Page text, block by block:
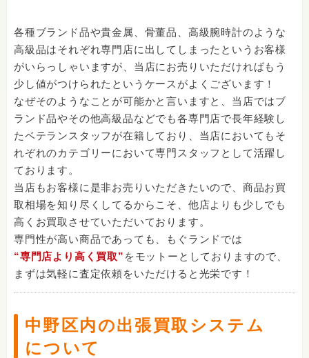
各種ブランド品や貴金属、骨董品、高級腕時計のような
高級品はそれぞれ専門店に出してしまったというお客様
がいらっしゃいますが、当店にお売りいただければもう
少し値がつけられたというケースがよくございます！
なぜそのようなことが可能かと言いますと、当店ではブ
ランド品やその他高級品などでも各専門店で長年経験し
たベテランスタッフが在籍しており、当店においてもそ
れぞれのカテゴリーにおいて専門スタッフとして活躍し
ております。
当店もお客様に是非お売りいただきたいので、商品お買
取相場を知り尽くしてるからこそ、他店よりも少しでも
高くお買取させていただいております。
専門性が高い商品であっても、もぐランドでは
“専門店より高く買取” をモットーとしておりますので、
まずは気軽に査定依頼をいただけると光栄です！
中野区内の出張買取システム
について